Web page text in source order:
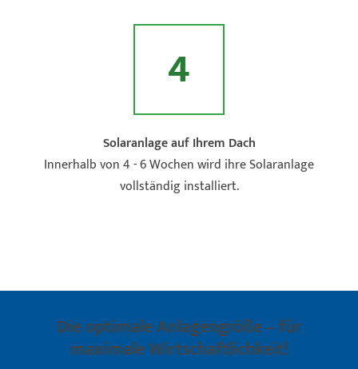
4
Solaranlage auf Ihrem Dach
Innerhalb von 4 - 6 Wochen wird ihre Solaranlage
vollständig installiert.
Die optimale Anlagengröße – für
maximale Wirtschaftlichkeit!